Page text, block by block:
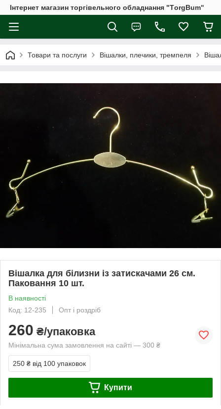
Інтернет магазин торгівельного обладнання "ТorgBum"
Товари та послуги Вішалки, плечики, тремпеля
Вішалка для білизни із затискачами 26 см.
Паковання 10 шт.
В наявності
Код: 12-235
Опт і роздріб
260 ₴/упаковка
Мінімальна сума замовлення на сайті — 300 ₴
250 ₴ від 100 упаковок
Купити